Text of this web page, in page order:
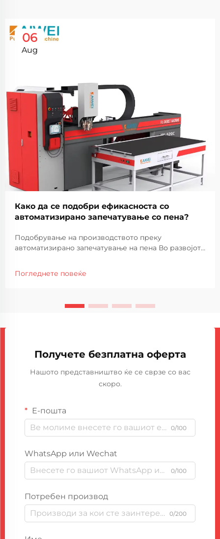
06
Aug
Како да се подобри ефикасноста со
автоматизирано запечатување со пена?
Подобрување на производството преку
автоматизирано запечатување на пена Во развојот
станаа клучни за одржување на конкурентни
предности. Интеграцијата на автоматизација во
Погледнете повеќе
Получете безплатна оферта
Нашото представништво ќе се сврзе со вас
скоро.
Е-пошта
0/100
WhatsApp или Wechat
0/100
Потребен производ
0/200